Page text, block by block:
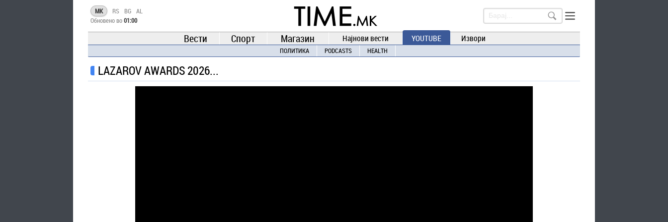
TIME.mk
ВЕСТИ
NEWS
MK RS BG AL
Обновено во01:00
Вести Спорт Магазин Најнови вести YOUTUBE Извори
ПОЛИТИКА PODCASTS HEALTH
LAZAROV AWARDS 2026...